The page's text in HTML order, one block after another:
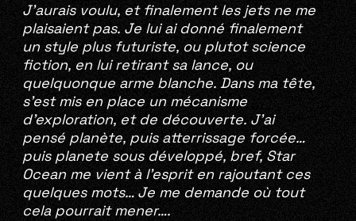
J’aurais voulu, et finalement les jets ne me
plaisaient pas. Je lui ai donné finalement
un style plus futuriste, ou plutot science
fiction, en lui retirant sa lance, ou
quelquonque arme blanche. Dans ma tête,
s’est mis en place un mécanisme
d’exploration, et de découverte. J’ai
pensé planète, puis atterrissage forcée…
puis planete sous développé, bref, Star
Ocean me vient à l’esprit en rajoutant ces
quelques mots… Je me demande où tout
cela pourrait mener….